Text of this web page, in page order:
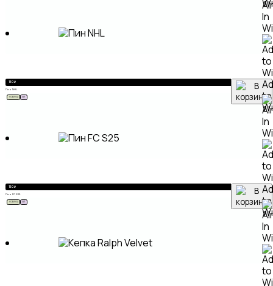
150₽
Пин NHL
to
150₽
Пин FC S25
НОВИНКА ХИТ
to
НОВИНКА ХИТ